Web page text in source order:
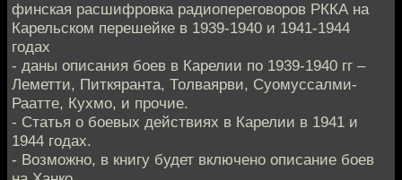
финская расшифровка радиопереговоров РККА на
Карельском перешейке в 1939-1940 и 1941-1944
годах
- даны описания боев в Карелии по 1939-1940 гг –
Леметти, Питкяранта, Толваярви, Суомуссалми-
Раатте, Кухмо, и прочие.
- Статья о боевых действиях в Карелии в 1941 и
1944 годах.
- Возможно, в книгу будет включено описание боев